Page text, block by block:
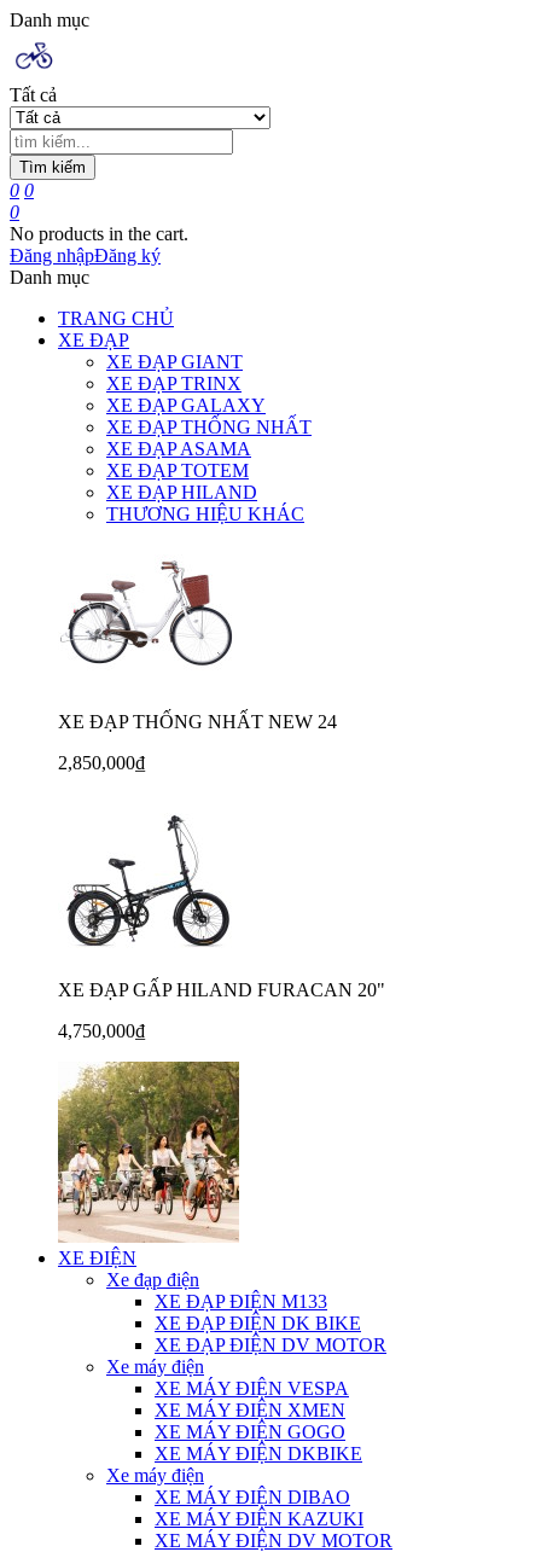
Danh mục
Tất cả
Tìm kiếm
0 0
0
No products in the cart.
Đăng nhậpĐăng ký
Danh mục
TRANG CHỦ
XE ĐẠP
XE ĐẠP GIANT
XE ĐẠP TRINX
XE ĐẠP GALAXY
XE ĐẠP THỐNG NHẤT
XE ĐẠP ASAMA
XE ĐẠP TOTEM
XE ĐẠP HILAND
THƯƠNG HIỆU KHÁC
XE ĐẠP THỐNG NHẤT NEW 24
2,850,000₫
XE ĐẠP GẤP HILAND FURACAN 20"
4,750,000₫
XE ĐIỆN
Xe đạp điện
XE ĐẠP ĐIỆN M133
XE ĐẠP ĐIỆN DK BIKE
XE ĐẠP ĐIỆN DV MOTOR
Xe máy điện
XE MÁY ĐIỆN VESPA
XE MÁY ĐIỆN XMEN
XE MÁY ĐIỆN GOGO
XE MÁY ĐIỆN DKBIKE
Xe máy điện
XE MÁY ĐIỆN DIBAO
XE MÁY ĐIỆN KAZUKI
XE MÁY ĐIỆN DV MOTOR